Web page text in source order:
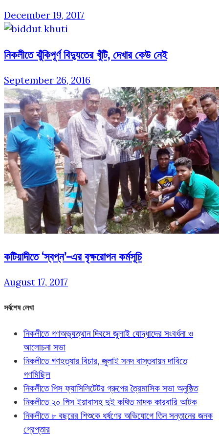
December 19, 2017
নিকলীতে ঝুঁকিপূর্ণ বিদ্যুতের খুঁটি, দেখার কেউ নেই
September 26, 2016
কটিয়াদীতে ‘স্বপ্ন’-এর বৃক্ষরোপন কর্মসূচি
August 17, 2017
সর্বশেষ লেখা
নিকলীতে গণঅভ্যুত্থান দিবসে জুলাই যোদ্ধাদের সংবর্ধনা ও
আলোচনা সভা
নিকলীতে গণহত্যার বিচার, জুলাই সনদ বাস্তবায়ন দাবিতে
গণমিছিল
নিকলীতে পিস ফ্যাসিলিটেটর গ্রুপের ত্রৈমাসিক সভা অনুষ্ঠিত
নিকলীতে ২০ পিস ইয়াবাসহ দুই কথিত মাদক কারবারি আটক
নিকলীতে ৮ বছরের শিশুকে ধর্ষণের অভিযোগে তিন সন্তানের জনক
গ্রেপ্তার